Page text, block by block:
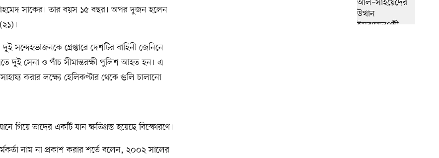
সাকের। তার বয়স ১৫ বছর। অপর দুজন হলেন
সন্দেহভাজনকে গ্রেপ্তারে দেশটির বাহিনী জেনিনে
দুই সেনা ও পাঁচ সীমান্তরক্ষী পুলিশ আহত হন। এ
করার লক্ষ্যে হেলিকপ্টার থেকে গুলি চালানো
গিয়ে তাদের একটি যান ক্ষতিগ্রস্ত হয়েছে বিস্ফোরণে।
নাম না প্রকাশ করার শর্তে বলেন, ২০০২ সালের